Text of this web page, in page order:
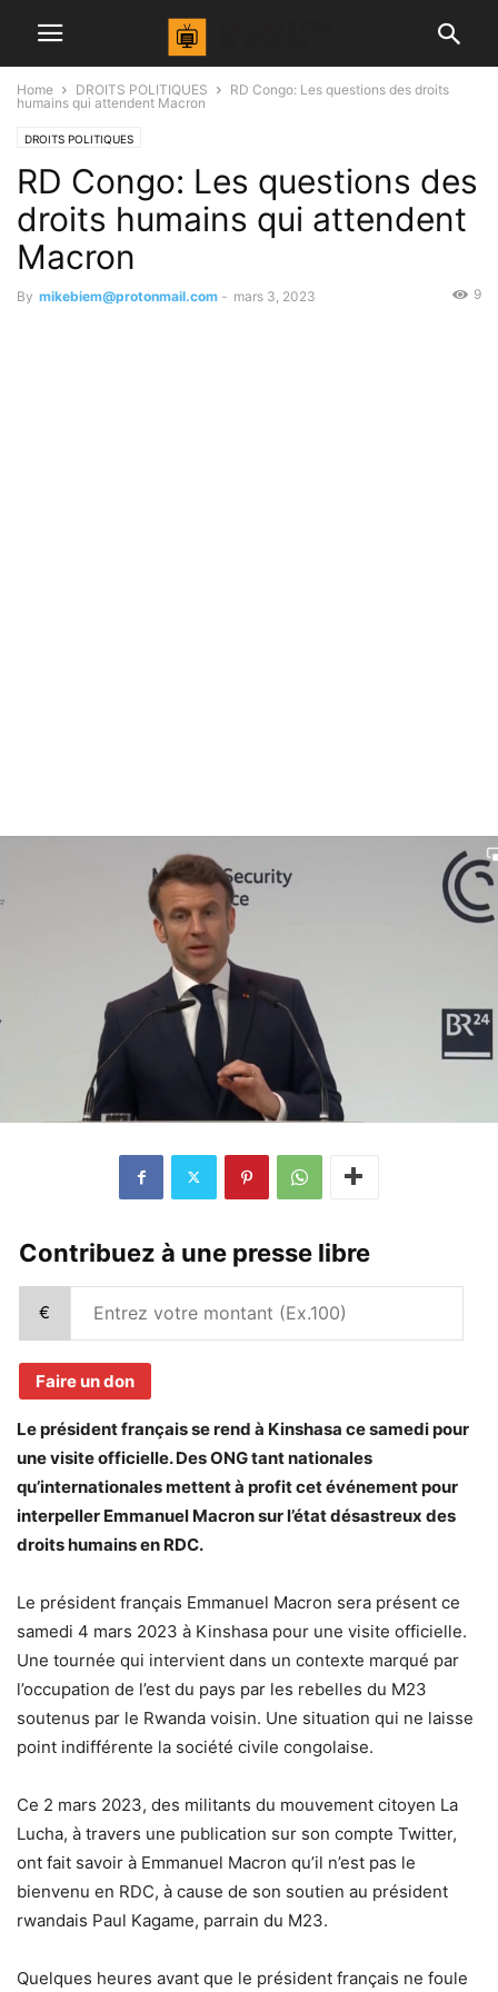
Home DROITS POLITIQUES
RD Congo: Les questions des droits
humains qui attendent Macron
DROITS POLITIQUES
RD Congo: Les questions des
droits humains qui attendent
Macron
By mikebiem@protonmail.com - mars 3, 2023 9
Contribuez à une presse libre
€
Faire un don
Le président français se rend à Kinshasa ce samedi pour
une visite officielle. Des ONG tant nationales
qu’internationales mettent à profit cet événement pour
interpeller Emmanuel Macron sur l’état désastreux des
droits humains en RDC.
Le président français Emmanuel Macron sera présent ce
samedi 4 mars 2023 à Kinshasa pour une visite officielle.
Une tournée qui intervient dans un contexte marqué par
l’occupation de l’est du pays par les rebelles du M23
soutenus par le Rwanda voisin. Une situation qui ne laisse
point indifférente la société civile congolaise.
Ce 2 mars 2023, des militants du mouvement citoyen La
Lucha, à travers une publication sur son compte Twitter,
ont fait savoir à Emmanuel Macron qu’il n’est pas le
bienvenu en RDC, à cause de son soutien au président
rwandais Paul Kagame, parrain du M23.
Quelques heures avant que le président français ne foule